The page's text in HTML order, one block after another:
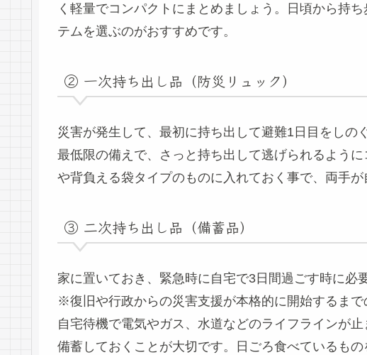
く軽量でコンパクトにまとめましょう。日頃から持
テムを選ぶのがおすすめです。
② 一次持ち出し品（防災リュック）
災害が発生して、最初に持ち出して避難1日目をしの
最低限の備えで、さっと持ち出して逃げられるよう
や背負える袋タイプのものに入れておく事で、両手が
③ 二次持ち出し品（備蓄品）
家に置いておき、緊急時に自宅で3日間過ごす時に必
※復旧や行政からの災害支援が本格的に開始するまで
自宅待機で電気やガス、水道などのライフラインが
備蓄しておくことが大切です。日ごろ食べているも